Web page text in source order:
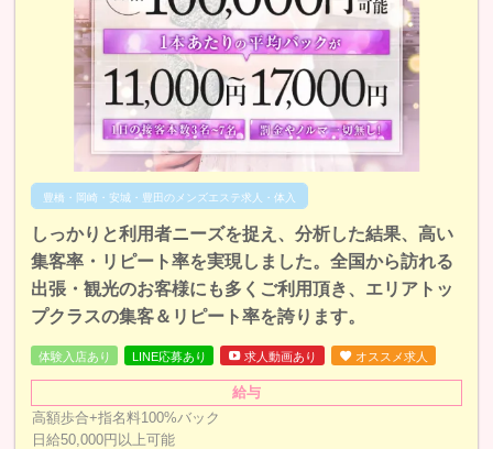
豊橋・岡崎・安城・豊田のメンズエステ求人・体入
しっかりと利用者ニーズを捉え、分析した結果、高い
集客率・リピート率を実現しました。全国から訪れる
出張・観光のお客様にも多くご利用頂き、エリアトッ
プクラスの集客＆リピート率を誇ります。
体験入店あり LINE応募あり 求人動画あり オススメ求人
給与
高額歩合+指名料100%バック
日給50,000円以上可能